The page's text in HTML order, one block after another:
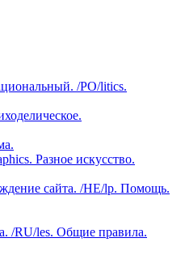
/PO/litics.
Разное искусство.
сайта. /HE/lp. Помощь.
/RU/les. Общие правила.